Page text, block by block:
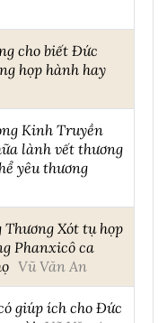
cho biết Đức
họp hành hay
Kinh Truyền
lành vết thương
yêu thương
Xót tụ họp
Phanxicô ca
Vũ Văn An
giúp ích cho Đức